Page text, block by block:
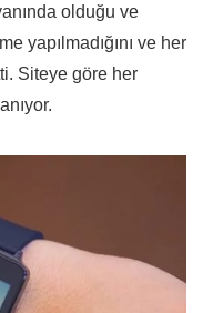
olduğu ve
yapılmadığını ve her
Siteye göre her